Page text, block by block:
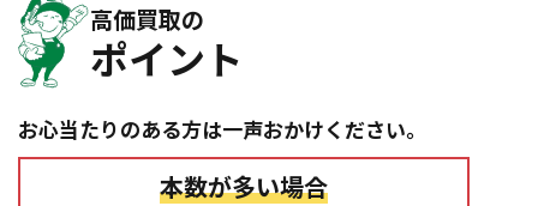
高価買取の
ポイント
お心当たりのある方は一声おかけください。
本数が多い場合